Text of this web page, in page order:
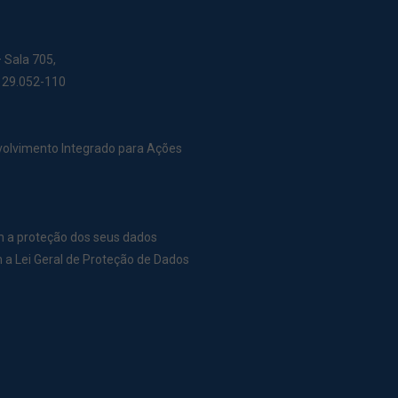
Sala 705,
110
Integrado para Ações
a proteção dos seus dados
Lei Geral de Proteção de Dados